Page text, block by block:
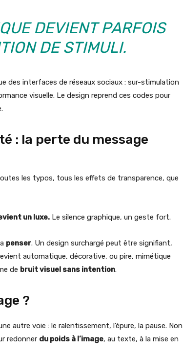
DEVIENT PARFOIS
DE STIMULI.
des interfaces de réseaux sociaux : sur-stimulation
visuelle. Le design reprend ces codes pour
: la perte du message
les typos, tous les effets de transparence, que
un luxe. Le silence graphique, un geste fort.
penser. Un design surchargé peut être signifiant,
automatique, décorative, ou pire, mimétique
de bruit visuel sans intention.
?
autre voie : le ralentissement, l’épure, la pause. Non
redonner du poids à l’image, au texte, à la mise en